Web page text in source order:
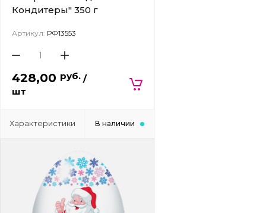
Кондитеры" 350 г
Артикул: РФ13553
428,00 руб. /
шт
Характеристики В наличии